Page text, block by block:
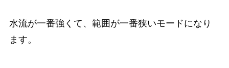
水流が一番強くて、範囲が一番狭いモードになり
ます。